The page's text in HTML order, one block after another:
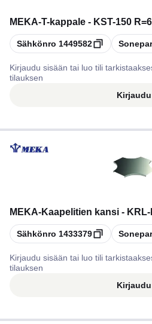
MEKA-T-kappale - KST-150
Kopioi
Sähkönro 1449582 Kopioi
Kirjaudu sisään tai luo tili
tilauksen
Kirjaudu
MEKA-Kaapelitien kansi -
Kopioi
Sähkönro 1433379 Kopioi
Kirjaudu sisään tai luo tili
tilauksen
Kirjaudu